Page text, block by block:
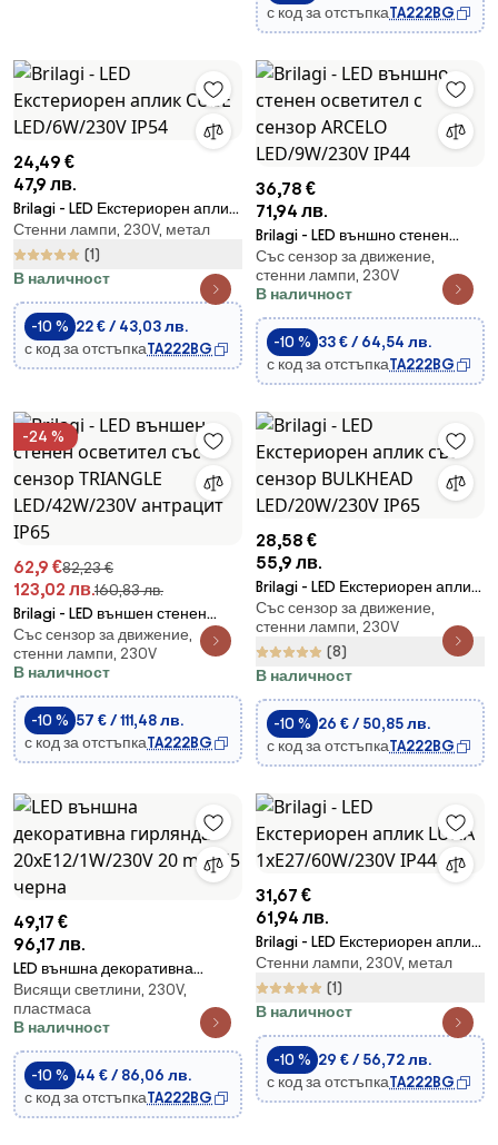
с код за отстъпкаTA222BG
24,49 €
47,9 лв.
Brilagi - LED Екстериорен аплик
CUBE LED/6W/230V IP54
Стенни лампи, 230V, метал
(1)
В наличност
-10 % 22 € / 43,03 лв.
с код за отстъпкаTA222BG
36,78 €
71,94 лв.
Brilagi - LED външно стенен
осветител с сензор ARCELO
LED/9W/230V IP44
Със сензор за движение,
стенни лампи, 230V
В наличност
-10 % 33 € / 64,54 лв.
с код за отстъпкаTA222BG
-24 %
62,9 €82,23 €
123,02 лв.160,83 лв.
Brilagi - LED външен стенен
осветител със сензор TRIANGLE
LED/42W/230V антрацит IP65
Със сензор за движение,
стенни лампи, 230V
В наличност
-10 % 57 € / 111,48 лв.
с код за отстъпкаTA222BG
28,58 €
55,9 лв.
Brilagi - LED Екстериорен аплик
със сензор BULKHEAD
LED/20W/230V IP65
Със сензор за движение,
стенни лампи, 230V
(8)
В наличност
-10 % 26 € / 50,85 лв.
с код за отстъпкаTA222BG
49,17 €
96,17 лв.
LED външна декоративна
гирлянда 20xE12/1W/230V 20 m
IP65 черна
Висящи светлини, 230V,
пластмаса
В наличност
-10 % 44 € / 86,06 лв.
с код за отстъпкаTA222BG
31,67 €
61,94 лв.
Brilagi - LED Екстериорен аплик
LUNA 1xE27/60W/230V IP44
Стенни лампи, 230V, метал
(1)
В наличност
-10 % 29 € / 56,72 лв.
с код за отстъпкаTA222BG